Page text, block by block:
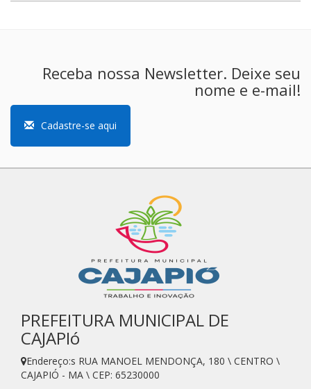
Receba nossa Newsletter. Deixe seu
nome e e-mail!
Cadastre-se aqui
PREFEITURA MUNICIPAL DE
CAJAPIó
Endereço:s RUA MANOEL MENDONÇA, 180 \ CENTRO \
CAJAPIÓ - MA \ CEP: 65230000